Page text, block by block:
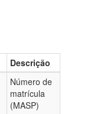
Descrição
Número de
matrícula
(MASP)